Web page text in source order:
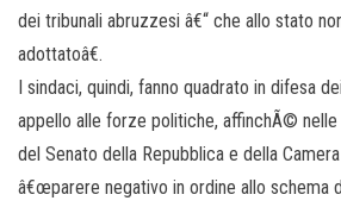
dei tribunali abruzzesi â€“ che allo stato
adottatoâ€.
I sindaci, quindi, fanno quadrato in difesa
appello alle forze politiche, affinchÃ© nelle
del Senato della Repubblica e della
â€œparere negativo in ordine allo schema